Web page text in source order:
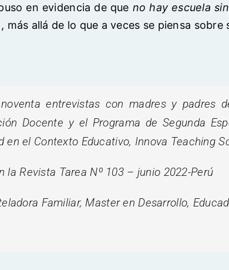
en evidencia de que no hay escuela
allá de lo que a veces se piensa sobre
entrevistas con madres y padres
Docente y el Programa de Segunda
en el Contexto Educativo, Innova Teaching
la Revista Tarea Nº 103 – junio 2022-Perú
Familiar, Master en Desarrollo,